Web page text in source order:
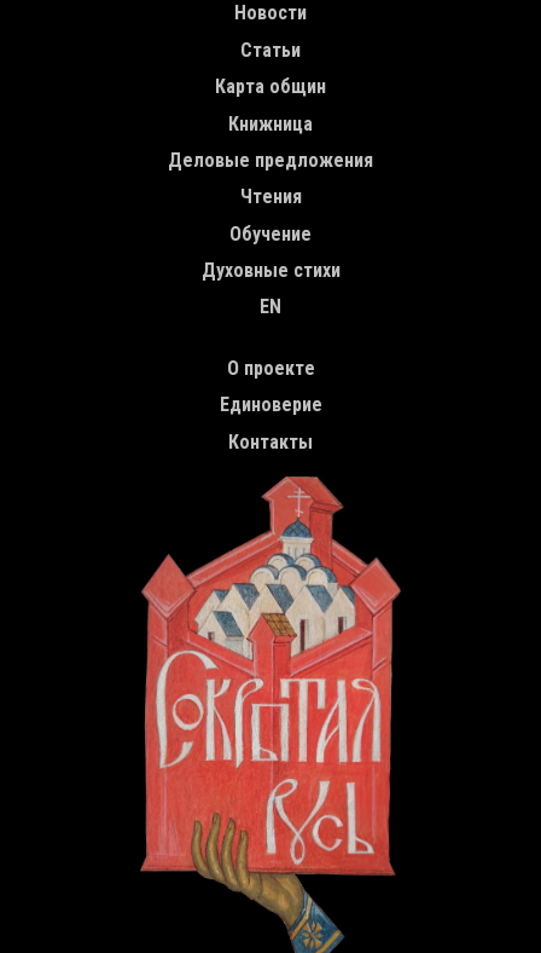
Новости
Статьи
Карта общин
Книжница
Деловые предложения
Чтения
Обучение
Духовные стихи
EN
О проекте
Единоверие
Контакты